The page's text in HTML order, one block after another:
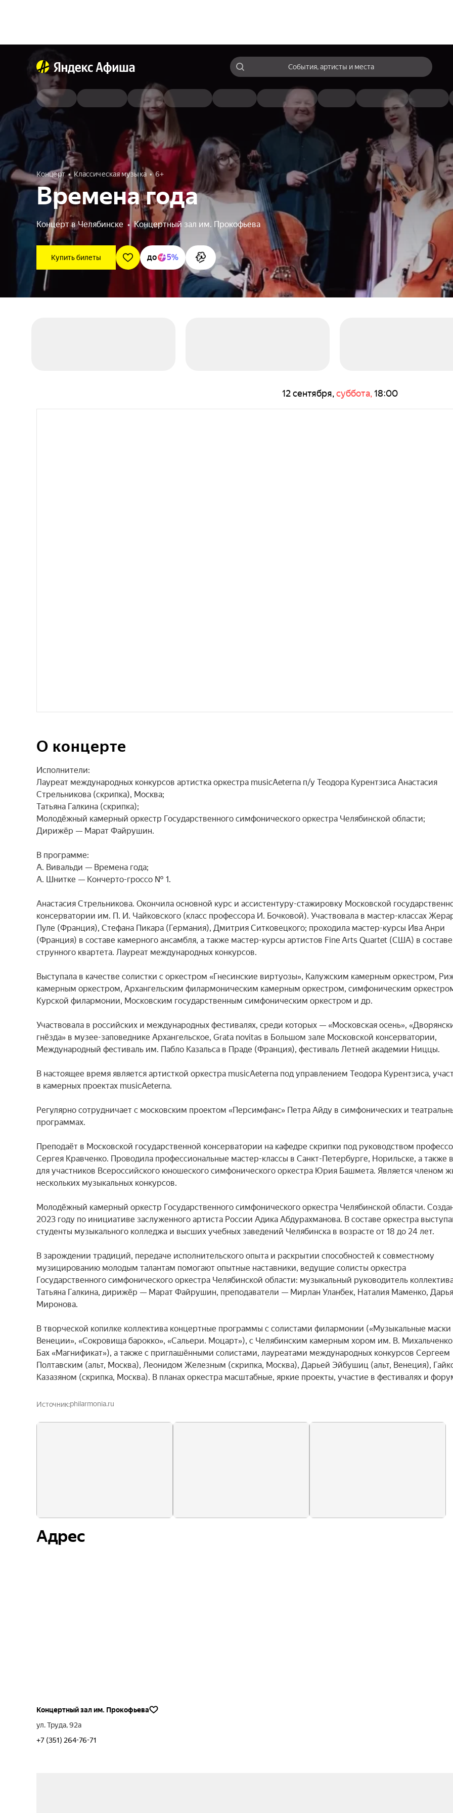
События, артисты и места
Концерт Классическая музыка 6+
Времена года
Концерт в Челябинске •Концертный зал им. Прокофьева
Купить билеты до 5%
12 сентября,суббота, 18:00
О концерте
Исполнители:
Лауреат международных конкурсов артистка оркестра musicAeterna п/у Теодора Курентзиса Анастасия
Стрельникова (скрипка), Москва;
Татьяна Галкина (скрипка);
Молодёжный камерный оркестр Государственного симфонического оркестра Челябинской области;
Дирижёр — Марат Файрушин.
В программе:
А. Вивальди — Времена года;
А. Шнитке — Кончерто-гроссо № 1.
Анастасия Стрельникова. Окончила основной курс и ассистентуру-стажировку Московской
консерватории им. П. И. Чайковского (класс профессора И. Бочковой). Участвовала в мастер-классах
Пуле (Франция), Стефана Пикара (Германия), Дмитрия Ситковецкого; проходила мастер-курсы Ива Анри
(Франция) в составе камерного ансамбля, а также мастер-курсы артистов Fine Arts Quartet (США) в составе
струнного квартета. Лауреат международных конкурсов.
Выступала в качестве солистки с оркестром «Гнесинские виртуозы», Калужским камерным оркестром,
камерным оркестром, Архангельским филармоническим камерным оркестром, симфоническим
Курской филармонии, Московским государственным симфоническим оркестром и др.
Участвовала в российских и международных фестивалях, среди которых — «Московская осень»,
гнёзда» в музее-заповеднике Архангельское, Grata novitas в Большом зале Московской консерватории,
Международный фестиваль им. Пабло Казальса в Праде (Франция), фестиваль Летней академии Ниццы.
В настоящее время является артисткой оркестра musicAeterna под управлением Теодора Курентзиса,
в камерных проектах musicAeterna.
Регулярно сотрудничает с московским проектом «Персимфанс» Петра Айду в симфонических и
программах.
Преподаёт в Московской государственной консерватории на кафедре скрипки под руководством
Сергея Кравченко. Проводила профессиональные мастер-классы в Санкт-Петербурге, Норильске, а также
для участников Всероссийского юношеского симфонического оркестра Юрия Башмета. Является членом
нескольких музыкальных конкурсов.
Молодёжный камерный оркестр Государственного симфонического оркестра Челябинской области.
2023 году по инициативе заслуженного артиста России Адика Абдурахманова. В составе оркестра
студенты музыкального колледжа и высших учебных заведений Челябинска в возрасте от 18 до 24 лет.
В зарождении традиций, передаче исполнительского опыта и раскрытии способностей к совместному
музицированию молодым талантам помогают опытные наставники, ведущие солисты оркестра
Государственного симфонического оркестра Челябинской области: музыкальный руководитель
Татьяна Галкина, дирижёр — Марат Файрушин, преподаватели — Мирлан Уланбек, Наталия Маменко, Дарья
Миронова.
В творческой копилке коллектива концертные программы с солистами филармонии («Музыкальные маски
Венеции», «Сокровища барокко», «Сальери. Моцарт»), с Челябинским камерным хором им. В.
Бах «Магнификат»), а также с приглашёнными солистами, лауреатами международных конкурсов Сергеем
Полтавским (альт, Москва), Леонидом Железным (скрипка, Москва), Дарьей Эйбушиц (альт, Венеция),
Казазяном (скрипка, Москва). В планах оркестра масштабные, яркие проекты, участие в фестивалях и
Источникphilarmonia.ru
Адрес
Концертный зал им. Прокофьева
ул. Труда, 92а
+7 (351) 264-76-71